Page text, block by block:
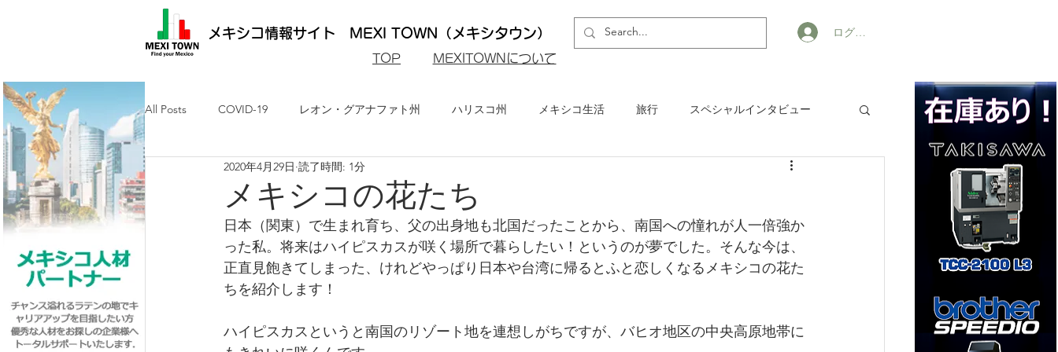
メキシコ情報サイト MEXI TOWN（メキシタウン）
​TOP MEXITOWNについて
ログイン
All Posts COVID-19 レオン・グアナファト州 ハリスコ州 メキシコ生活 旅行 スペシャルインタビュー
メキシコ最新ニュース ケレタロ州
求人・メキシコ就労 日墨交流 メキシコ・グルメ
メキシコの花たち
2020年4月29日 読了時間: 1分
日本（関東）で生まれ育ち、父の出身地も北国だったことから、南国への憧れが人一倍強か
った私。将来はハイピスカスが咲く場所で暮らしたい！というのが夢でした。そんな今は、
正直見飽きてしまった、けれどやっぱり日本や台湾に帰るとふと恋しくなるメキシコの花た
ちを紹介します！
ハイピスカスというと南国のリゾート地を連想しがちですが、バヒオ地区の中央高原地帯に